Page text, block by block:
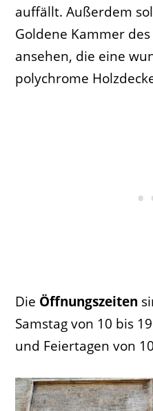
auffällt. Außerdem
Goldene Kammer
ansehen, die eine
polychrome
Die Öffnungszeiten
Samstag von 10 bis
und Feiertagen von